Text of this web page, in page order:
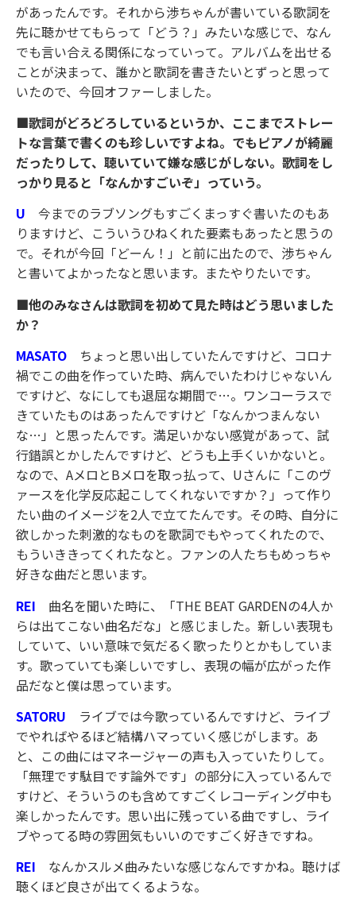
があったんです。それから渉ちゃんが書いている歌詞を
先に聴かせてもらって「どう？」みたいな感じで、なん
でも言い合える関係になっていって。アルバムを出せる
ことが決まって、誰かと歌詞を書きたいとずっと思って
いたので、今回オファーしました。
■歌詞がどろどろしているというか、ここまでストレー
トな言葉で書くのも珍しいですよね。でもピアノが綺麗
だったりして、聴いていて嫌な感じがしない。歌詞をし
っかり見ると「なんかすごいぞ」っていう。
U 今までのラブソングもすごくまっすぐ書いたのもあ
りますけど、こういうひねくれた要素もあったと思うの
で。それが今回「どーん！」と前に出たので、渉ちゃん
と書いてよかったなと思います。またやりたいです。
■他のみなさんは歌詞を初めて見た時はどう思いました
か？
MASATO ちょっと思い出していたんですけど、コロナ
禍でこの曲を作っていた時、病んでいたわけじゃないん
ですけど、なにしても退屈な期間で…。ワンコーラスで
きていたものはあったんですけど「なんかつまんない
な…」と思ったんです。満足いかない感覚があって、試
行錯誤とかしたんですけど、どうも上手くいかないと。
なので、AメロとBメロを取っ払って、Uさんに「このヴ
ァースを化学反応起こしてくれないですか？」って作り
たい曲のイメージを2人で立てたんです。その時、自分に
欲しかった刺激的なものを歌詞でもやってくれたので、
もういききってくれたなと。ファンの人たちもめっちゃ
好きな曲だと思います。
REI 曲名を聞いた時に、「THE BEAT GARDENの4人か
らは出てこない曲名だな」と感じました。新しい表現も
していて、いい意味で気だるく歌ったりとかもしていま
す。歌っていても楽しいですし、表現の幅が広がった作
品だなと僕は思っています。
SATORU ライブでは今歌っているんですけど、ライブ
でやればやるほど結構ハマっていく感じがします。あ
と、この曲にはマネージャーの声も入っていたりして。
「無理です駄目です論外です」の部分に入っているんで
すけど、そういうのも含めてすごくレコーディング中も
楽しかったんです。思い出に残っている曲ですし、ライ
ブやってる時の雰囲気もいいのですごく好きですね。
REI なんかスルメ曲みたいな感じなんですかね。聴けば
聴くほど良さが出てくるような。